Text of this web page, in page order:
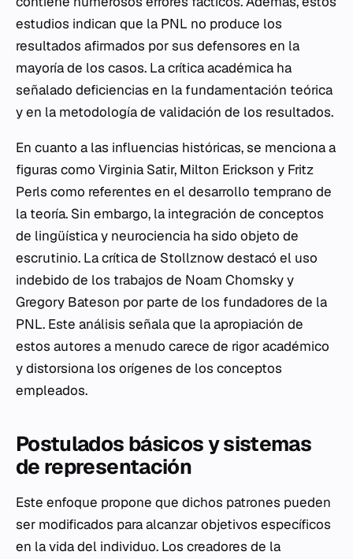
estudios indican que la PNL no produce los
resultados afirmados por sus defensores en la
mayoría de los casos. La crítica académica ha
señalado deficiencias en la fundamentación teórica
y en la metodología de validación de los resultados.
En cuanto a las influencias históricas, se menciona a
figuras como Virginia Satir, Milton Erickson y Fritz
Perls como referentes en el desarrollo temprano de
la teoría. Sin embargo, la integración de conceptos
de lingüística y neurociencia ha sido objeto de
escrutinio. La crítica de Stollznow destacó el uso
indebido de los trabajos de Noam Chomsky y
Gregory Bateson por parte de los fundadores de la
PNL. Este análisis señala que la apropiación de
estos autores a menudo carece de rigor académico
y distorsiona los orígenes de los conceptos
empleados.
Postulados básicos y sistemas
de representación
Este enfoque propone que dichos patrones pueden
ser modificados para alcanzar objetivos específicos
en la vida del individuo. Los creadores de la